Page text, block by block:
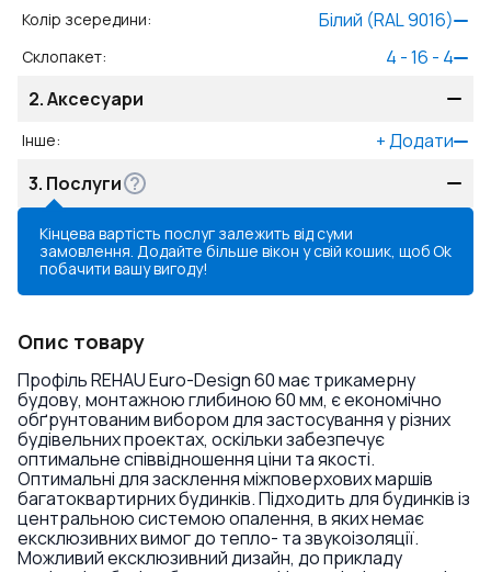
Колір зсередини: Білий (RAL 9016)
Склопакет:
4 - 16 - 4
2.Аксесуари
Інше: +Додати
3. Послуги
Кінцева вартість послуг залежить від суми
замовлення. Додайте більше вікон у свій кошик, щоб
побачити вашу вигоду!
Ok
Опис товару
Профіль REHAU Euro-Design 60 має трикамерну
будову, монтажною глибиною 60 мм, є економічно
обґрунтованим вибором для застосування у різних
будівельних проектах, оскільки забезпечує
оптимальне співвідношення ціни та якості.
Оптимальні для засклення міжповерхових маршів
багатоквартирних будинків. Підходить для будинків із
центральною системою опалення, в яких немає
ексклюзивних вимог до тепло- та звукоізоляції.
Можливий ексклюзивний дизайн, до прикладу